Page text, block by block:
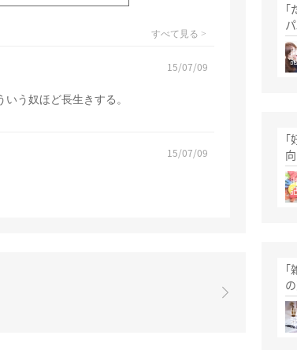
すべて見る >
15/07/09
う奴ほど長生きする。
15/07/09
｢
｢
向
｢